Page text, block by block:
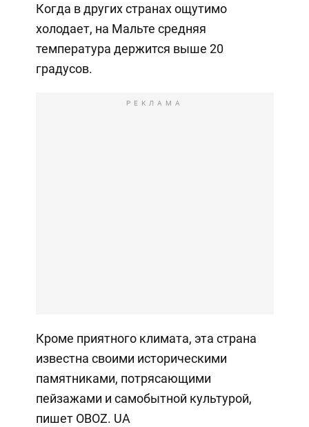
Когда в других странах ощутимо
холодает, на Мальте средняя
температура держится выше 20
градусов.
РЕКЛАМА
Кроме приятного климата, эта страна
известна своими историческими
памятниками, потрясающими
пейзажами и самобытной культурой,
пишет OBOZ. UA